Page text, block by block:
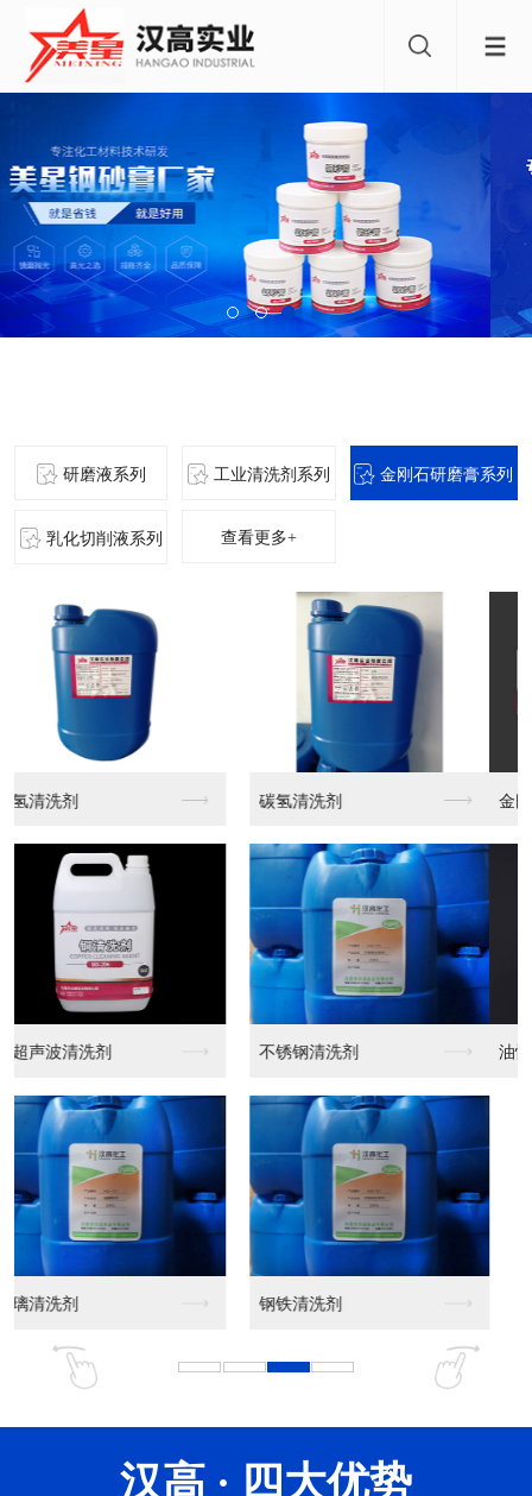
研磨液系列 工业清洗剂系列 金刚石研磨膏系列
乳化切削液系列 查看更多+
金刚石研磨膏 水性金刚石研磨膏
油性金刚石研磨膏MX... 油性金刚石研磨膏MX...
汉高· 四大优势
4 advantages of han gao